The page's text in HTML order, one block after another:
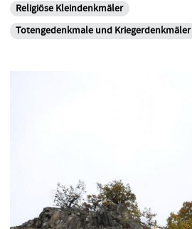
Religiöse Kleindenkmäler
Totengedenkmale und Kriegerdenkmäler